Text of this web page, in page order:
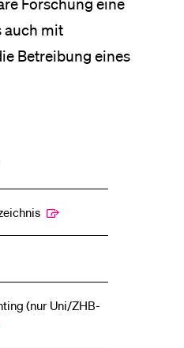
Forschung eine
auch mit
Betreibung eines
%1$S
UNTERMENÜ
­(nur Uni/ZHB-